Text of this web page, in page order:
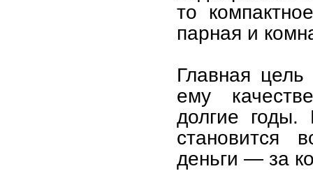
то
парная и
Главная
ему
долгие годы.
становится
деньги — за